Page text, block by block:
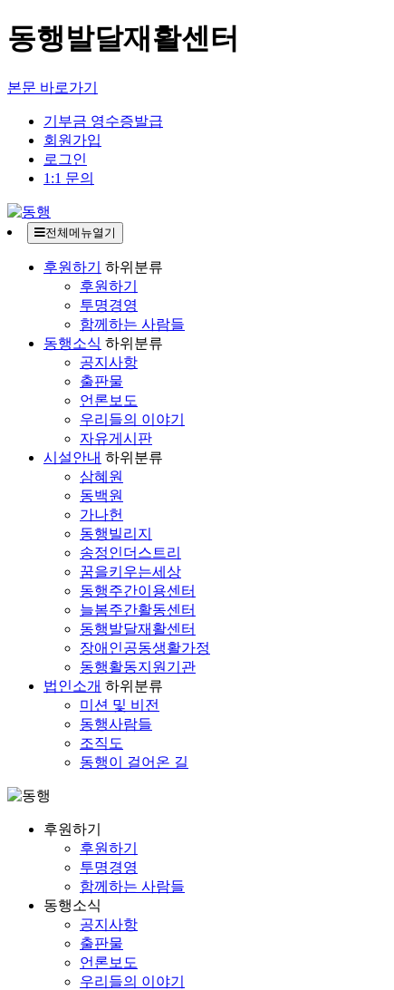
동행발달재활센터
본문 바로가기
기부금 영수증발급
회원가입
로그인
1:1 문의
전체메뉴열기
후원하기
하위분류
후원하기
투명경영
함께하는 사람들
동행소식 하위분류
공지사항
출판물
언론보도
우리들의 이야기
자유게시판
시설안내 하위분류
삼혜원
동백원
가나헌
동행빌리지
송정인더스트리
꿈을키우는세상
동행주간이용센터
늘봄주간활동센터
동행발달재활센터
장애인공동생활가정
동행활동지원기관
법인소개 하위분류
미션 및 비전
동행사람들
조직도
동행이 걸어온 길
후원하기
후원하기
투명경영
함께하는 사람들
동행소식
공지사항
출판물
언론보도
우리들의 이야기